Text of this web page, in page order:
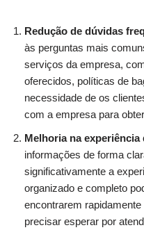
Redução de dúvidas
às perguntas mais
serviços da empresa,
oferecidos, políticas de
necessidade de os
com a empresa para
Melhoria na experiência
informações de forma
significativamente a
organizado e completo
encontrarem
precisar esperar por